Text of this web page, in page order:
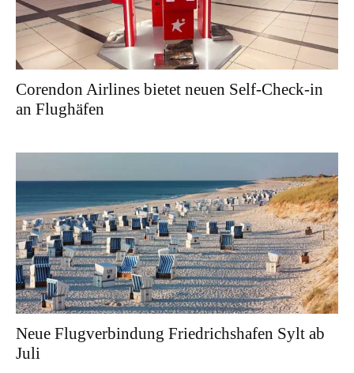
Corendon Airlines bietet neuen Self-Check-in
an Flughäfen
Neue Flugverbindung Friedrichshafen Sylt ab
Juli